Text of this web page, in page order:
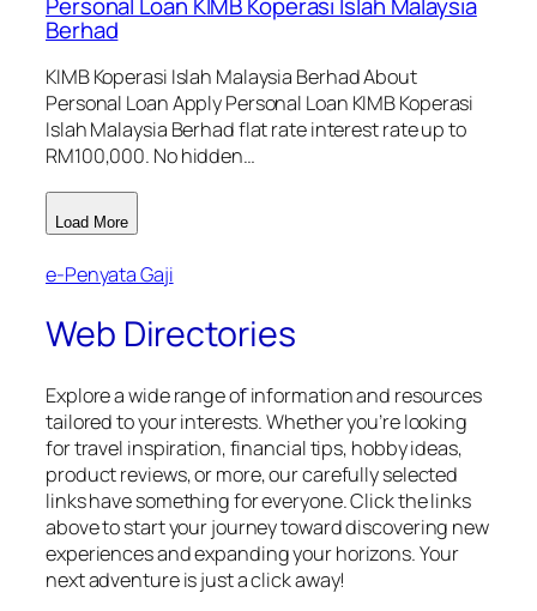
Berhad
KIMB Koperasi Islah Malaysia Berhad About
Personal Loan Apply Personal Loan KIMB Koperasi
Islah Malaysia Berhad flat rate interest rate up to
RM100,000. No hidden…
Load More
e-Penyata Gaji
Web Directories
Explore a wide range of information and resources
tailored to your interests. Whether you’re looking
for travel inspiration, financial tips, hobby ideas,
product reviews, or more, our carefully selected
links have something for everyone. Click the links
above to start your journey toward discovering new
experiences and expanding your horizons. Your
next adventure is just a click away!